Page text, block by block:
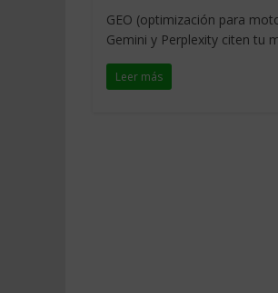
GEO (optimización para
Gemini y Perplexity citen tu
Leer más